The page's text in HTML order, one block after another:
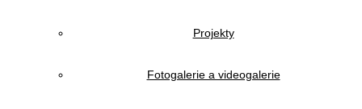
Projekty
Fotogalerie a videogalerie